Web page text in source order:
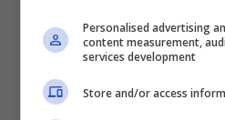
Gatto
Personalised advertising
content measurement,
services development
Store and/or access